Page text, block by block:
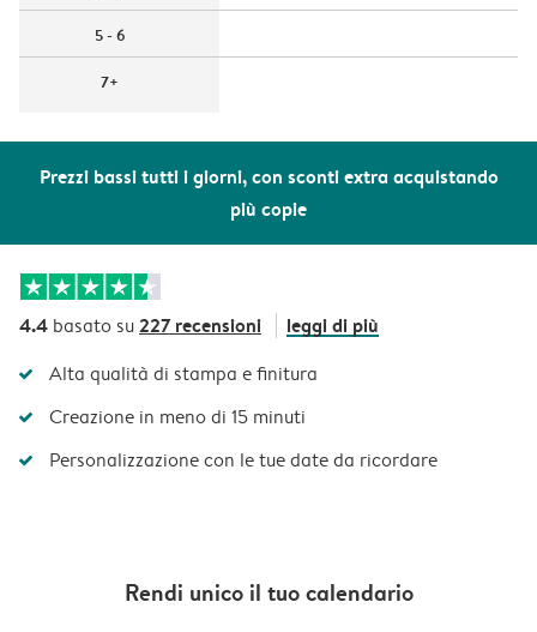
Prezzi bassi tutti i giorni, con sconti extra acquistando
più copie
5 - 6
7+
4.4 basato su227 recensioni leggi di più
Alta qualità di stampa e finitura
Creazione in meno di 15 minuti
Personalizzazione con le tue date da ricordare
Rendi unico il tuo calendario